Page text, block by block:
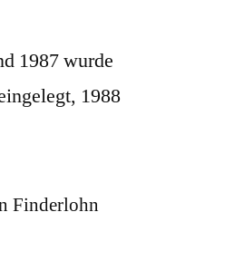
1987 wurde
1988
Finderlohn